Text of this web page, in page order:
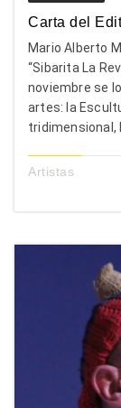
Carta del
Mario Alberto
“Sibarita La
noviembre se
artes: la
tridimensional,
Artistas